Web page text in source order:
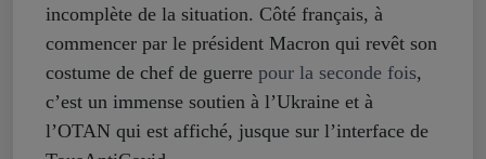
incomplète de la situation. Côté français, à
commencer par le président Macron qui revêt son
costume de chef de guerre pour la seconde fois,
c’est un immense soutien à l’Ukraine et à
l’OTAN qui est affiché, jusque sur l’interface de